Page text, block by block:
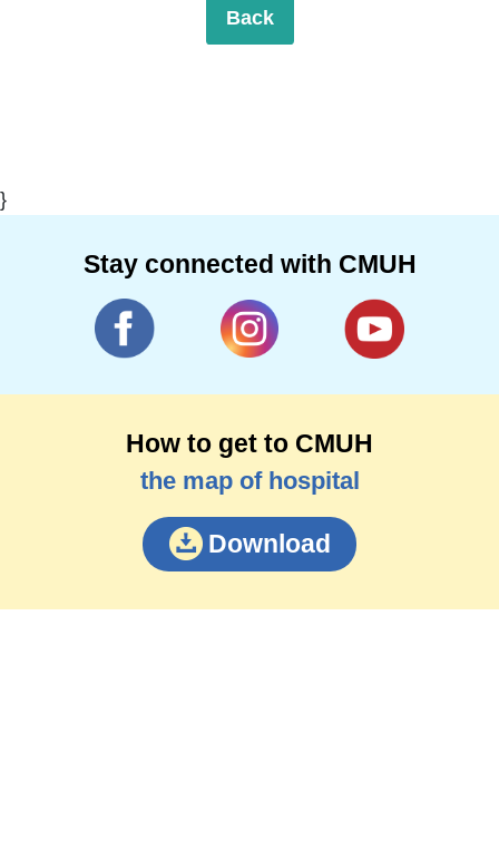
Back
}
Stay connected with CMUH
How to get to CMUH
the map of hospital
Download